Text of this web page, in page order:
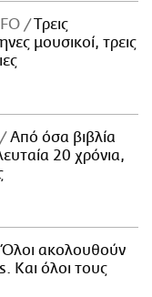
Tρεις
μουσικοί, τρεις
Από όσα βιβλία
20 χρόνια,
ακολουθούν
Και όλοι τους